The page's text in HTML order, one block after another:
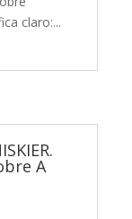
claro:...
A